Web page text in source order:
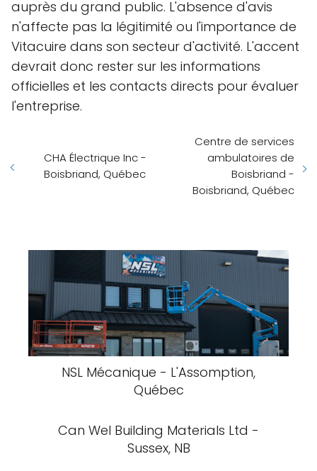
auprès du grand public. L'absence d'avis
n'affecte pas la légitimité ou l'importance de
Vitacuire dans son secteur d'activité. L'accent
devrait donc rester sur les informations
officielles et les contacts directs pour évaluer
l'entreprise.
CHA Électrique Inc -
Boisbriand, Québec
Centre de services
ambulatoires de
Boisbriand -
Boisbriand, Québec
NSL Mécanique - L'Assomption,
Québec
Can Wel Building Materials Ltd -
Sussex, NB